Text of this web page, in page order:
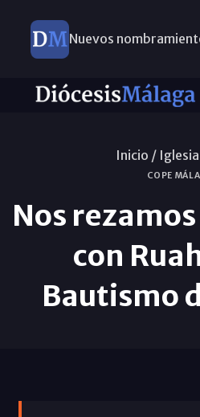
Nuevos
Inicio /
COPE
Nos
con
Bautismo